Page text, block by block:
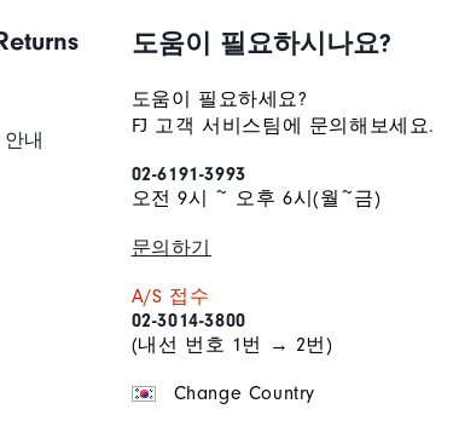
내
도움이 필요하시나요?
도움이 필요하세요?
FJ 고객 서비스팀에 문의해보세요.
02-6191-3993
오전 9시 ~ 오후 6시(월~금)
문의하기
A/S 접수
02-3014-3800
(내선 번호 1번 → 2번)
Change Country